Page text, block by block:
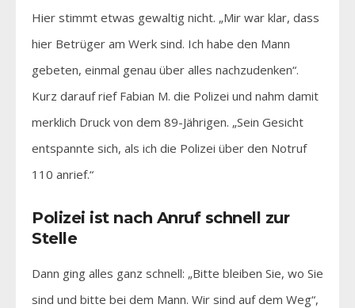
Hier stimmt etwas gewaltig nicht. „Mir war klar, dass
hier Betrüger am Werk sind. Ich habe den Mann
gebeten, einmal genau über alles nachzudenken“.
Kurz darauf rief Fabian M. die Polizei und nahm damit
merklich Druck von dem 89-Jährigen. „Sein Gesicht
entspannte sich, als ich die Polizei über den Notruf
110 anrief.“
Polizei ist nach Anruf schnell zur
Stelle
Dann ging alles ganz schnell: „Bitte bleiben Sie, wo Sie
sind und bitte bei dem Mann. Wir sind auf dem Weg“,